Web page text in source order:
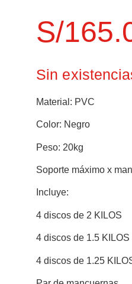
S/
Sin
Material: PVC
Color: Negro
Peso: 20kg
Soporte máximo x
Incluye:
4 discos de 2 KILOS
4 discos de 1.5 KILOS
4 discos de 1.25